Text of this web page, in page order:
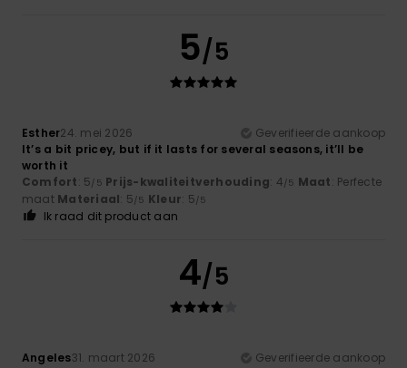
5/5
Esther24. mei 2026
Geverifieerde aankoop
It’s a bit pricey, but if it lasts for several seasons, it’ll be
worth it
Comfort: 5/5 Prijs-kwaliteitverhouding: 4/5 Maat: Perfecte
maat Materiaal: 5/5 Kleur: 5/5
Ik raad dit product aan
4/5
Angeles31. maart 2026
Geverifieerde aankoop